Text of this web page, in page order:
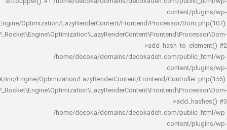
rocket/inc/Engine/Optimization/LazyRenderContent/Frontend/Processor/
/home/decoka/domains/decokadeh.com/
rocket/inc/Engine/Optimization/LazyRenderContent/Frontend/
/home/decoka/domains/decokadeh.com/